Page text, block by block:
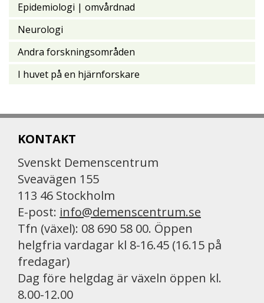
Epidemiologi | omvårdnad
Neurologi
Andra forskningsområden
I huvet på en hjärnforskare
KONTAKT
Svenskt Demenscentrum
Sveavägen 155
113 46 Stockholm
E-post: info@demenscentrum.se
Tfn (växel): 08 690 58 00. Öppen
helgfria vardagar kl 8-16.45 (16.15 på
fredagar)
Dag före helgdag är växeln öppen kl.
8.00-12.00